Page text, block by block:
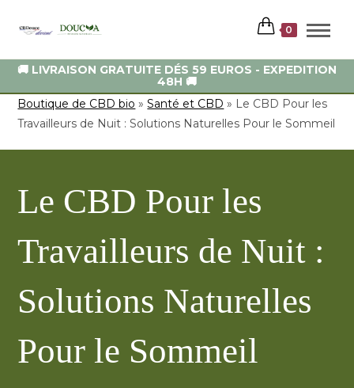
🚚 LIVRAISON GRATUITE DÉS 59 EUROS - EXPEDITION
48H 🚚
0
Boutique de CBD bio »Santé et CBD » Le CBD Pour les
Travailleurs de Nuit : Solutions Naturelles Pour le Sommeil
Le CBD Pour les
Travailleurs de Nuit :
Solutions Naturelles
Pour le Sommeil